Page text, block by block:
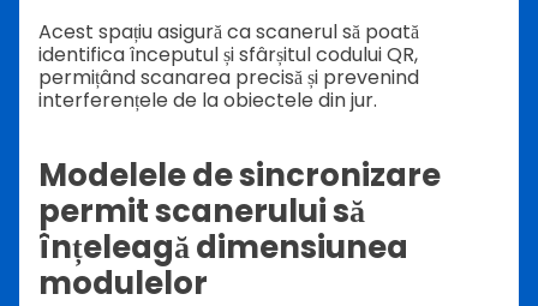
Acest spațiu asigură ca scanerul să poată
identifica începutul și sfârșitul codului QR,
permițând scanarea precisă și prevenind
interferențele de la obiectele din jur.
Modelele de sincronizare
permit scanerului să
înțeleagă dimensiunea
modulelor